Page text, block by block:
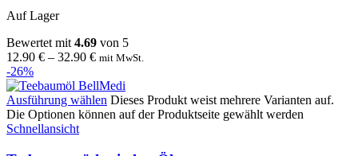
Auf Lager
Bewertet mit4.69 von 5
12.90 € – 32.90 € mit MwSt.
-26%
Ausführung wählen Dieses Produkt weist mehrere Varianten auf.
Die Optionen können auf der Produktseite gewählt werden
Schnellansicht